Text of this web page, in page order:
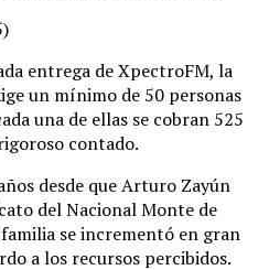
entrega de XpectroFM, la
un mínimo de 50 personas
una de ellas se cobran 525
contado.
desde que Arturo Zayún
del Nacional Monte de
se incrementó en gran
a los recursos percibidos.